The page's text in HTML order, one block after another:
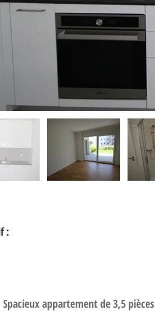
:
appartement de 3,5